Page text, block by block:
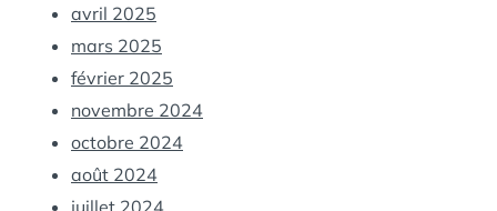
avril 2025
mars 2025
février 2025
novembre 2024
octobre 2024
août 2024
juillet 2024